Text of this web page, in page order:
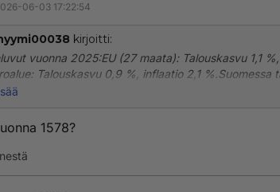
06-03 17:22:54
kirjoitti:
vuonna 2025:EU (27 maata): Talouskasvu 1,1
Talouskasvu 0,9 %, inflaatio 2,1 %.Suomessa
hidasta ja jäi noin 0,2 prosenttiin.
1578?